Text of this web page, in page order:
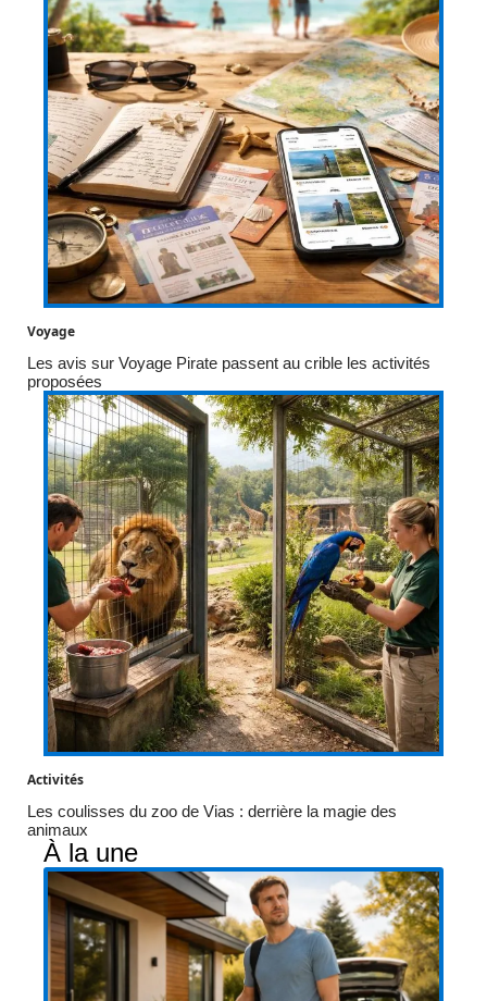
Voyage
Les avis sur Voyage Pirate passent au crible les activités
proposées
Activités
Les coulisses du zoo de Vias : derrière la magie des
animaux
À la une